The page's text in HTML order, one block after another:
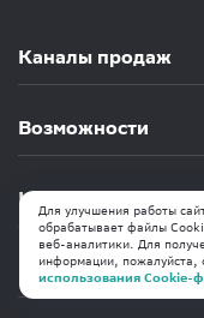
Каналы продаж
Возможности
Компания
Помощь
Для улучшения работы
обрабатывает файлы
веб-аналитики. Для
информации, пожалуйста,
использования Cookie-